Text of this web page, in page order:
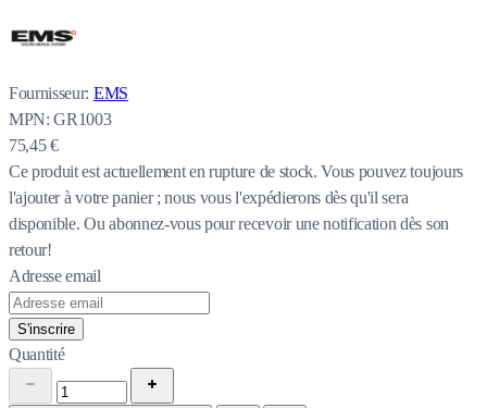
Fournisseur: EMS
MPN: GR1003
75,45 €
Ce produit est actuellement en rupture de stock. Vous pouvez toujours
l'ajouter à votre panier ; nous vous l'expédierons dès qu'il sera
disponible. Ou abonnez-vous pour recevoir une notification dès son
retour!
Adresse email
S'inscrire
Quantité